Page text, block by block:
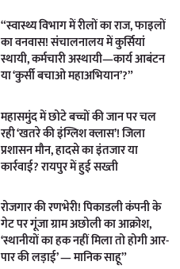
“स्वास्थ्य विभाग में रीलों का राज, फाइलों
का वनवास! संचालनालय में कुर्सियां
स्थायी, कर्मचारी अस्थायी—कार्य आबंटन
या ‘कुर्सी बचाओ महाअभियान’?”
महासमुंद में छोटे बच्चों की जान पर चल
रही ‘खतरे की इंग्लिश क्लास’! जिला
प्रशासन मौन, हादसे का इंतजार या
कार्रवाई? रायपुर में हुई सख्ती
रोजगार की रणभेरी! पिकाडली कंपनी के
गेट पर गूंजा ग्राम अछोली का आक्रोश,
‘स्थानीयों का हक नहीं मिला तो होगी आर-
पार की लड़ाई’ — मानिक साहू”